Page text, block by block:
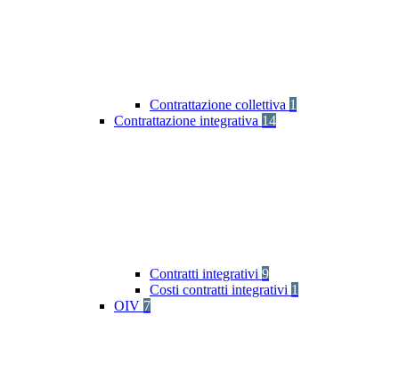
Contrattazione collettiva 1
Contrattazione integrativa 14
Contratti integrativi 9
Costi contratti integrativi 1
OIV 7